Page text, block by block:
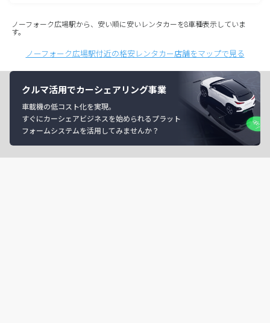
ノーフォーク広場駅から、安い順に安いレンタカーを8車種表示していま
す。
ノーフォーク広場駅付近の格安レンタカー店舗をマップで見る
クルマ活用でカーシェアリング事業
車載機の低コスト化を実現。
すぐにカーシェアビジネスを始められるプラット
フォームシステムを活用してみませんか？